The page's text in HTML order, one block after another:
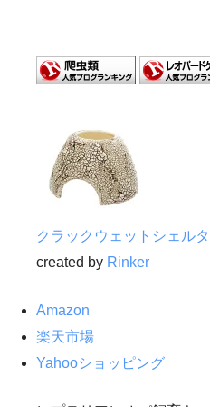
クラックウェットシェ
created by Rinker
Amazon
楽天市場
Yahooショッピング